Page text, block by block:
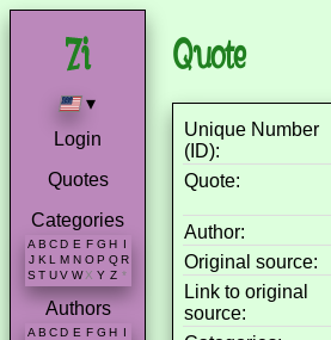
▾
Login
Quotes
Categories
A B C D E F G H I
J K L M N O P Q R
S T U V W X Y Z *
Authors
A B C D E F G H
Quote
Unique Number
(ID):
Quote:
Author:
Original source:
Link to original
source: